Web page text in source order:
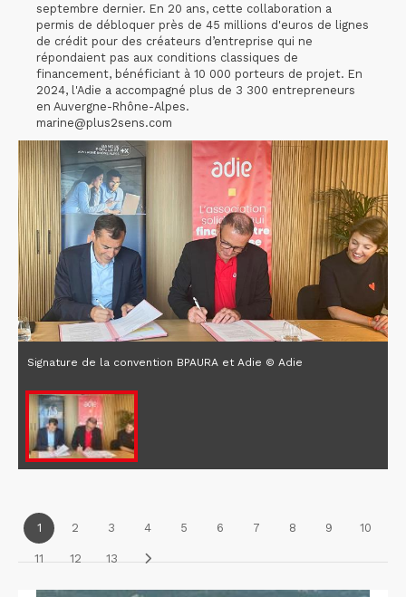
septembre dernier. En 20 ans, cette collaboration a
permis de débloquer près de 45 millions d'euros de lignes
de crédit pour des créateurs d’entreprise qui ne
répondaient pas aux conditions classiques de
financement, bénéficiant à 10 000 porteurs de projet. En
2024, l'Adie a accompagné plus de 3 300 entrepreneurs
en Auvergne-Rhône-Alpes.
marine@plus2sens.com
Signature de la convention BPAURA et Adie © Adie
1 2 3 4 5 6 7 8 9 10
11 12 13